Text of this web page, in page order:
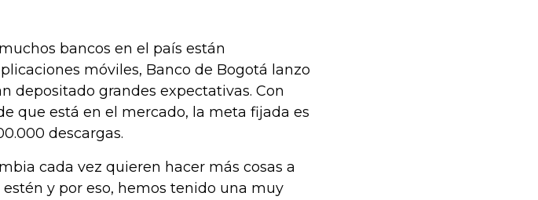
bancos en el país están
móviles, Banco de Bogotá lanzo
depositado grandes expectativas. Con
que está en el mercado, la meta fijada es
descargas.
cada vez quieren hacer más cosas a
y por eso, hemos tenido una muy